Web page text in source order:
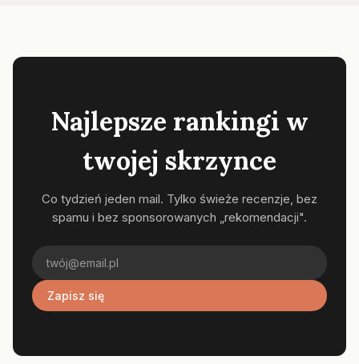
Najlepsze rankingi w
twojej skrzynce
Co tydzień jeden mail. Tylko świeże recenzje, bez
spamu i bez sponsorowanych „rekomendacji".
Zapisz się